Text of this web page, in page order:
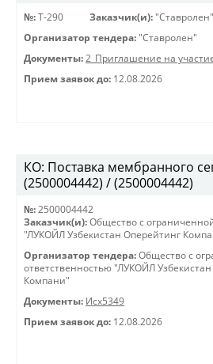
№: Т-290 Заказчик(и): "Ставролен"
Организатор тендера: "Ставролен"
Документы: 2_Приглашение на
Прием заявок до: 12.08.2026
КО: Поставка мембранного
(2500004442) / (2500004442)
№: 2500004442
Заказчик(и): Общество с
"ЛУКОЙЛ Узбекистан Оперейтинг
Организатор тендера: Общество с
ответственностью "ЛУКОЙЛ
Компани"
Документы: Исх5349
Прием заявок до: 12.08.2026